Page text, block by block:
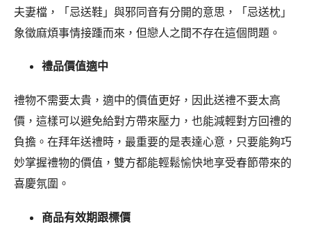
夫妻檔，「忌送鞋」與邪同音有分開的意思，「忌送枕」
象徵麻煩事情接踵而來，但戀人之間不存在這個問題。
禮品價值適中
禮物不需要太貴，適中的價值更好，因此送禮不要太高
價，這樣可以避免給對方帶來壓力，也能減輕對方回禮的
負擔。在拜年送禮時，最重要的是表達心意，只要能夠巧
妙掌握禮物的價值，雙方都能輕鬆愉快地享受春節帶來的
喜慶氛圍。
商品有效期跟標價